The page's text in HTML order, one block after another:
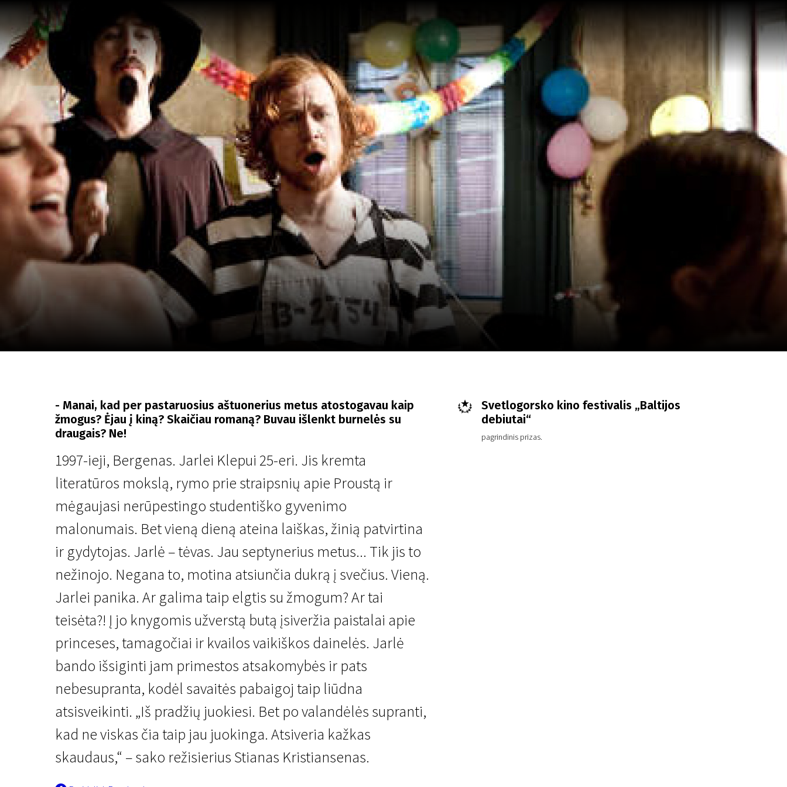
Aš keliauju vienas
1 val. 34 min. | Drama | N/A
- Manai, kad per pastaruosius aštuonerius metus atostogavau kaip
žmogus? Ėjau į kiną? Skaičiau romaną? Buvau išlenkt burnelės su
draugais? Ne!
1997-ieji, Bergenas. Jarlei Klepui 25-eri. Jis kremta
literatūros mokslą, rymo prie straipsnių apie Proustą ir
mėgaujasi nerūpestingo studentiško gyvenimo
malonumais. Bet vieną dieną ateina laiškas, žinią patvirtina
ir gydytojas. Jarlė – tėvas. Jau septynerius metus... Tik jis to
nežinojo. Negana to, motina atsiunčia dukrą į svečius. Vieną.
Jarlei panika. Ar galima taip elgtis su žmogum? Ar tai
teisėta?! Į jo knygomis užverstą butą įsiveržia paistalai apie
princeses, tamagočiai ir kvailos vaikiškos dainelės. Jarlė
bando išsiginti jam primestos atsakomybės ir pats
nebesupranta, kodėl savaitės pabaigoj taip liūdna
atsisveikinti. „Iš pradžių juokiesi. Bet po valandėlės supranti,
kad ne viskas čia taip jau juokinga. Atsiveria kažkas
skaudaus,“ – sako režisierius Stianas Kristiansenas.
Svetlogorsko kino festivalis „Baltijos
debiutai“
pagrindinis prizas.